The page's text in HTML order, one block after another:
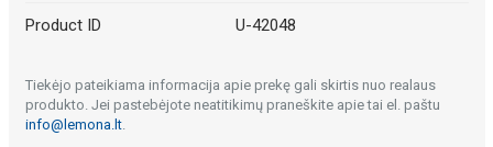
Product ID U-42048
Tiekėjo pateikiama informacija apie prekę gali skirtis nuo realaus
produkto. Jei pastebėjote neatitikimų praneškite apie tai el. paštu
info@lemona.lt.